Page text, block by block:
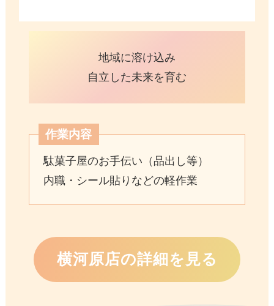
地域に溶け込み
自立した未来を育む
作業内容
駄菓子屋のお手伝い（品出し等）
内職・シール貼りなどの軽作業
横河原店の詳細を見る